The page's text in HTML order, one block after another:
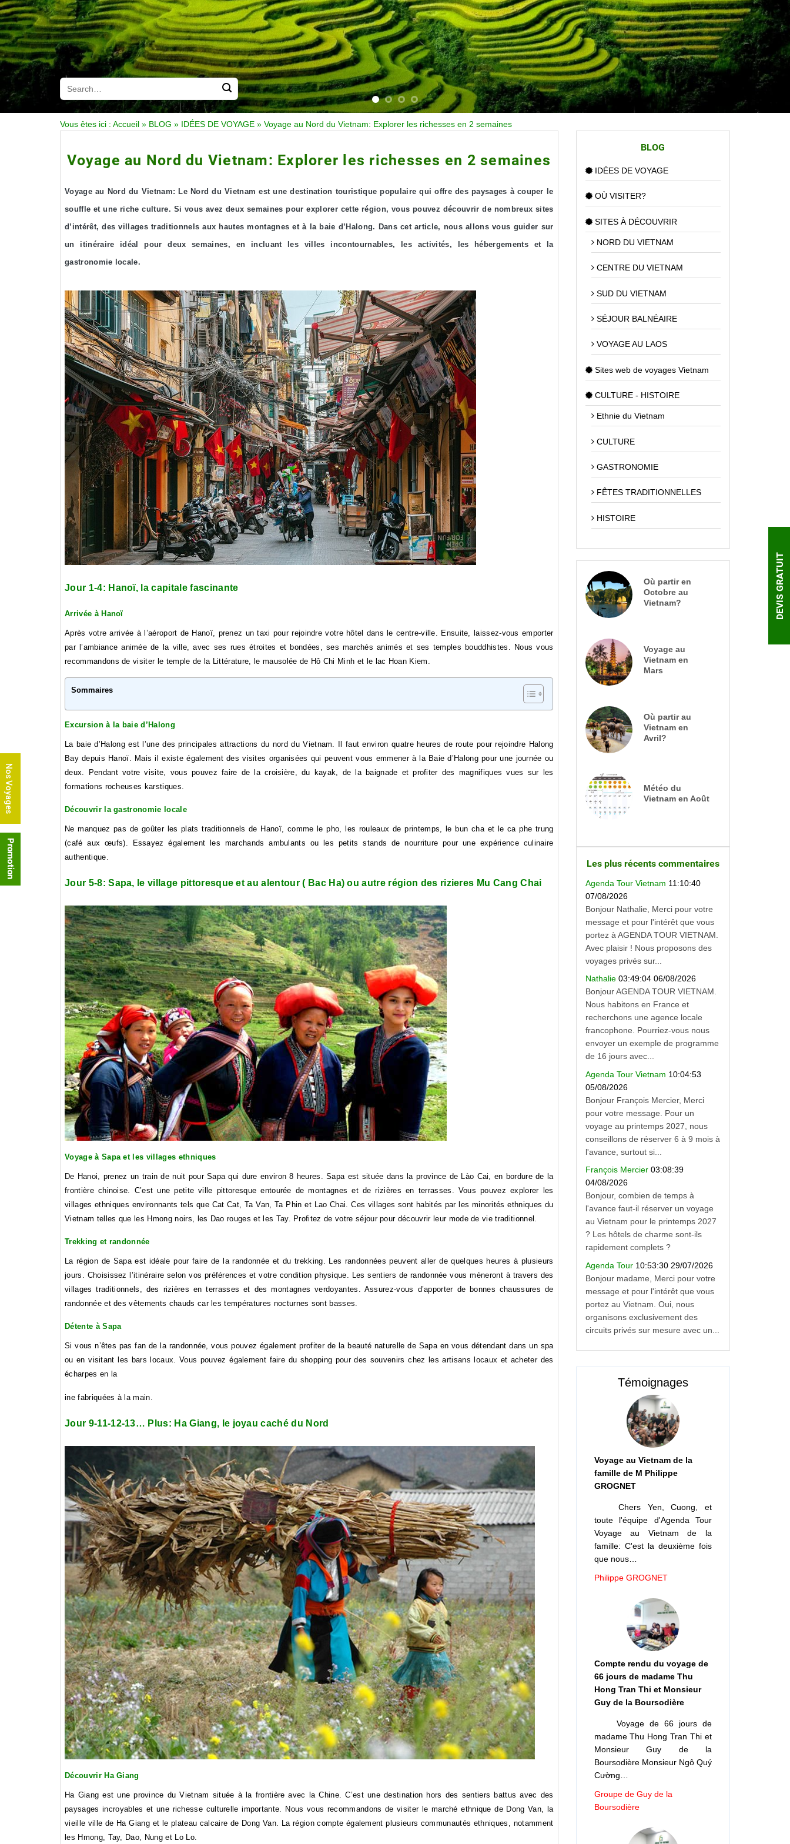
Vous êtes ici : Accueil » BLOG » IDÉES DE VOYAGE » Voyage au Nord du Vietnam: Explorer les richesses en 2 semaines
Voyage au Nord du Vietnam: Explorer les richesses en 2 semaines
Voyage au Nord du Vietnam: Le Nord du Vietnam est une destination touristique populaire qui offre des paysages à couper le
souffle et une riche culture. Si vous avez deux semaines pour explorer cette région, vous pouvez découvrir de nombreux sites
d’intérêt, des villages traditionnels aux hautes montagnes et à la baie d’Halong. Dans cet article, nous allons vous guider sur
un itinéraire idéal pour deux semaines, en incluant les villes incontournables, les activités, les hébergements et la
gastronomie locale.
Jour 1-4: Hanoï, la capitale fascinante
Arrivée à Hanoï
Après votre arrivée à l’aéroport de Hanoï, prenez un taxi pour rejoindre votre hôtel dans le centre-ville. Ensuite, laissez-vous emporter
par l’ambiance animée de la ville, avec ses rues étroites et bondées, ses marchés animés et ses temples bouddhistes. Nous vous
recommandons de visiter le temple de la Littérature, le mausolée de Hô Chi Minh et le lac Hoan Kiem.
Sommaires
Excursion à la baie d’Halong
La baie d’Halong est l’une des principales attractions du nord du Vietnam. Il faut environ quatre heures de route pour rejoindre Halong
Bay depuis Hanoï. Mais il existe également des visites organisées qui peuvent vous emmener à la Baie d’Halong pour une journée ou
deux. Pendant votre visite, vous pouvez faire de la croisière, du kayak, de la baignade et profiter des magnifiques vues sur les
formations rocheuses karstiques.
Découvrir la gastronomie locale
Ne manquez pas de goûter les plats traditionnels de Hanoï, comme le pho, les rouleaux de printemps, le bun cha et le ca phe trung
(café aux œufs). Essayez également les marchands ambulants ou les petits stands de nourriture pour une expérience culinaire
authentique.
Jour 5-8: Sapa, le village pittoresque et au alentour ( Bac Ha) ou autre région des rizieres Mu Cang Chai
Voyage à Sapa et les villages ethniques
De Hanoi, prenez un train de nuit pour Sapa qui dure environ 8 heures. Sapa est située dans la province de Lào Cai, en bordure de la
frontière chinoise. C’est une petite ville pittoresque entourée de montagnes et de rizières en terrasses. Vous pouvez explorer les
villages ethniques environnants tels que Cat Cat, Ta Van, Ta Phin et Lao Chai. Ces villages sont habités par les minorités ethniques du
Vietnam telles que les Hmong noirs, les Dao rouges et les Tay. Profitez de votre séjour pour découvrir leur mode de vie traditionnel.
Trekking et randonnée
La région de Sapa est idéale pour faire de la randonnée et du trekking. Les randonnées peuvent aller de quelques heures à plusieurs
jours. Choisissez l’itinéraire selon vos préférences et votre condition physique. Les sentiers de randonnée vous mèneront à travers des
villages traditionnels, des rizières en terrasses et des montagnes verdoyantes. Assurez-vous d’apporter de bonnes chaussures de
randonnée et des vêtements chauds car les températures nocturnes sont basses.
Détente à Sapa
Si vous n’êtes pas fan de la randonnée, vous pouvez également profiter de la beauté naturelle de Sapa en vous détendant dans un spa
ou en visitant les bars locaux. Vous pouvez également faire du shopping pour des souvenirs chez les artisans locaux et acheter des
écharpes en la
ine fabriquées à la main.
Jour 9-11-12-13… Plus: Ha Giang, le joyau caché du Nord
Découvrir Ha Giang
Ha Giang est une province du Vietnam située à la frontière avec la Chine. C’est une destination hors des sentiers battus avec des
paysages incroyables et une richesse culturelle importante. Nous vous recommandons de visiter le marché ethnique de Dong Van, la
vieille ville de Ha Giang et le plateau calcaire de Dong Van. La région compte également plusieurs communautés ethniques, notamment
les Hmong, Tay, Dao, Nung et Lo Lo.
BLOG
IDÉES DE VOYAGE
OÙ VISITER?
SITES À DÉCOUVRIR
NORD DU VIETNAM
CENTRE DU VIETNAM
SUD DU VIETNAM
SÉJOUR BALNÉAIRE
VOYAGE AU LAOS
Sites web de voyages Vietnam
CULTURE - HISTOIRE
Ethnie du Vietnam
CULTURE
GASTRONOMIE
FÊTES TRADITIONNELLES
HISTOIRE
Où partir en
Octobre au
Vietnam?
Voyage au
Vietnam en
Mars
Où partir au
Vietnam en
Avril?
Météo du
Vietnam en Août
Les plus récents commentaires
Agenda Tour Vietnam 11:10:40
07/08/2026
Bonjour Nathalie, Merci pour votre
message et pour l'intérêt que vous
portez à AGENDA TOUR VIETNAM.
Avec plaisir ! Nous proposons des
voyages privés sur...
Nathalie 03:49:04 06/08/2026
Bonjour AGENDA TOUR VIETNAM.
Nous habitons en France et
recherchons une agence locale
francophone. Pourriez-vous nous
envoyer un exemple de programme
de 16 jours avec...
Agenda Tour Vietnam 10:04:53
05/08/2026
Bonjour François Mercier, Merci
pour votre message. Pour un
voyage au printemps 2027, nous
conseillons de réserver 6 à 9 mois à
l'avance, surtout si...
François Mercier 03:08:39
04/08/2026
Bonjour, combien de temps à
l'avance faut-il réserver un voyage
au Vietnam pour le printemps 2027
? Les hôtels de charme sont-ils
rapidement complets ?
Agenda Tour 10:53:30 29/07/2026
Bonjour madame, Merci pour votre
message et pour l'intérêt que vous
portez au Vietnam. Oui, nous
organisons exclusivement des
circuits privés sur mesure avec un...
Témoignages
Voyage au Vietnam de la
famille de M Philippe
GROGNET
Chers Yen, Cuong, et
toute l'équipe d'Agenda Tour
Voyage au Vietnam de la
famille: C'est la deuxième fois
que nous…
Philippe GROGNET
Compte rendu du voyage de
66 jours de madame Thu
Hong Tran Thi et Monsieur
Guy de la Boursodière
Voyage de 66 jours de
madame Thu Hong Tran Thi et
Monsieur Guy de la
Boursodière Monsieur Ngô Quý
Cường…
Groupe de Guy de la
Boursodière
DEVIS GRATUIT
Nos Voyages